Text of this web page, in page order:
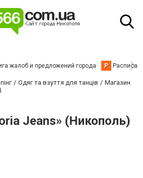
жалоб и предложений города Р
Одяг та взуття для танців
Магазин
Jeans» (Никополь)